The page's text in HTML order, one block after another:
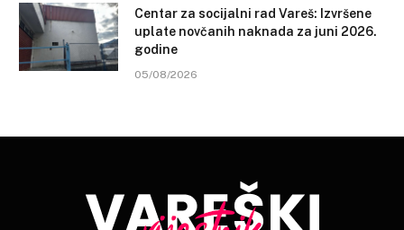
Centar za socijalni rad Vareš: Izvršene
uplate novčanih naknada za juni 2026.
godine
05/08/2026